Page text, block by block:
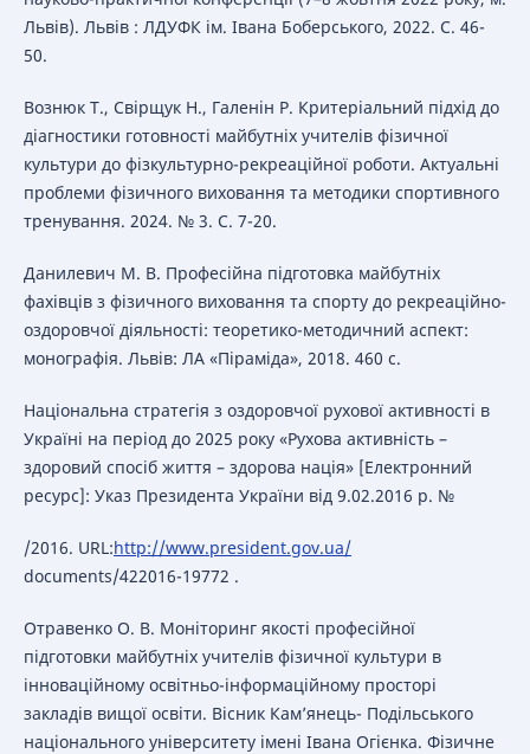
Львів). Львів : ЛДУФК ім. Івана Боберського, 2022. С. 46-
50.
Вознюк Т., Свірщук Н., Галенін Р. Критеріальний підхід до
діагностики готовності майбутніх учителів фізичної
культури до фізкультурно-рекреаційної роботи. Актуальні
проблеми фізичного виховання та методики спортивного
тренування. 2024. № 3. С. 7-20.
Данилевич М. В. Професійна підготовка майбутніх
фахівців з фізичного виховання та спорту до рекреаційно-
оздоровчої діяльності: теоретико-методичний аспект:
монографія. Львів: ЛА «Піраміда», 2018. 460 с.
Національна стратегія з оздоровчої рухової активності в
Україні на період до 2025 року «Рухова активність –
здоровий спосіб життя – здорова нація» [Електронний
ресурс]: Указ Президента України від 9.02.2016 р. №
/2016. URL:http://www.president.gov.ua/
documents/422016-19772 .
Отравенко О. В. Моніторинг якості професійної
підготовки майбутніх учителів фізичної культури в
інноваційному освітньо-інформаційному просторі
закладів вищої освіти. Вісник Кам’янець- Подільського
національного університету імені Івана Огієнка. Фізичне